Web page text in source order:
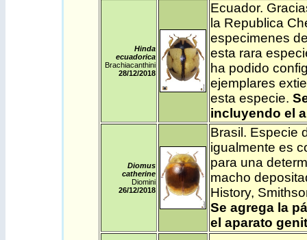
Hinda
ecuadorica
Brachiacanthini
28/12/2018
Ecuador.
la Republica
especimenes
esta rara
ha podido
ejemplares
esta especie.
incluyendo el
Diomus
catherine
Diomini
26/12/2018
Brasil . Especie
igualmente es
para una
macho
History,
Se agrega la
el aparato